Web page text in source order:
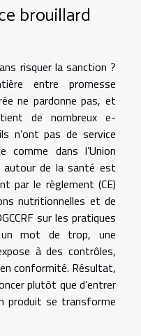
brouillard
risquer la sanction ?
entre promesse
ne pardonne pas, et
de nombreux e-
n’ont pas de service
comme dans l’Union
autour de la santé est
par le règlement (CE)
nutritionnelles et de
sur les pratiques
un mot de trop, une
à des contrôles,
conformité. Résultat,
plutôt que d’entrer
produit se transforme